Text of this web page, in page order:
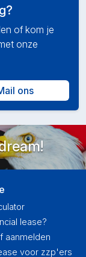
of kom je
onze
ons
lease?
aanmelden
voor zzp'ers